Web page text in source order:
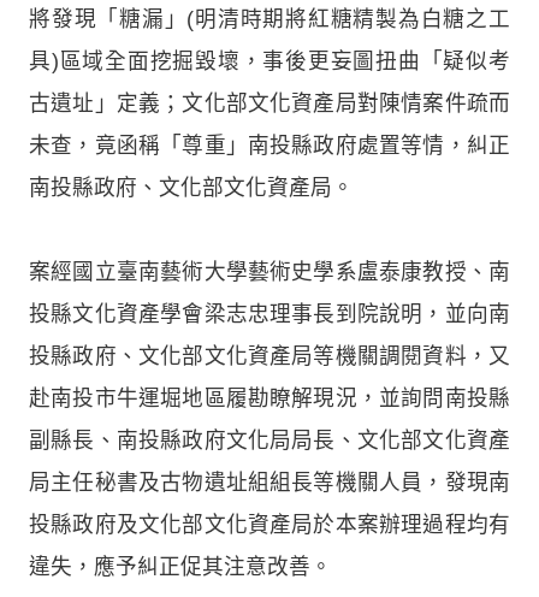
將發現「糖漏」(明清時期將紅糖精製為白糖之工
具)區域全面挖掘毀壞，事後更妄圖扭曲「疑似考
古遺址」定義；文化部文化資產局對陳情案件疏而
未查，竟函稱「尊重」南投縣政府處置等情，糾正
南投縣政府、文化部文化資產局。
案經國立臺南藝術大學藝術史學系盧泰康教授、南
投縣文化資產學會梁志忠理事長到院說明，並向南
投縣政府、文化部文化資產局等機關調閱資料，又
赴南投市牛運堀地區履勘瞭解現況，並詢問南投縣
副縣長、南投縣政府文化局局長、文化部文化資產
局主任秘書及古物遺址組組長等機關人員，發現南
投縣政府及文化部文化資產局於本案辦理過程均有
違失，應予糾正促其注意改善。